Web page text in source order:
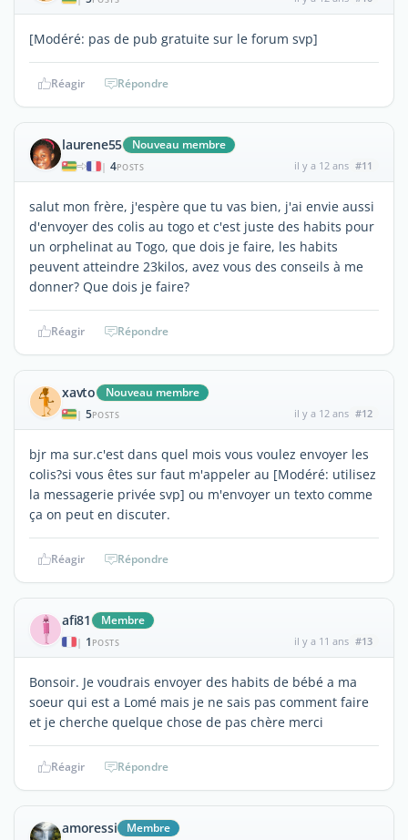
[Modéré: pas de pub gratuite sur le forum svp]
Réagir Répondre
laurene55 Nouveau membre
| 4POSTS il y a 12 ans #11
salut mon frère, j'espère que tu vas bien, j'ai envie aussi
d'envoyer des colis au togo et c'est juste des habits pour
un orphelinat au Togo, que dois je faire, les habits
peuvent atteindre 23kilos, avez vous des conseils à me
donner? Que dois je faire?
Réagir Répondre
xavto Nouveau membre
| 5POSTS il y a 12 ans #12
bjr ma sur.c'est dans quel mois vous voulez envoyer les
colis?si vous êtes sur faut m'appeler au [Modéré: utilisez
la messagerie privée svp] ou m'envoyer un texto comme
ça on peut en discuter.
Réagir Répondre
afi81 Membre
| 1 POSTS il y a 11 ans #13
Bonsoir. Je voudrais envoyer des habits de bébé a ma
soeur qui est a Lomé mais je ne sais pas comment faire
et je cherche quelque chose de pas chère merci
Réagir Répondre
amoressi Membre